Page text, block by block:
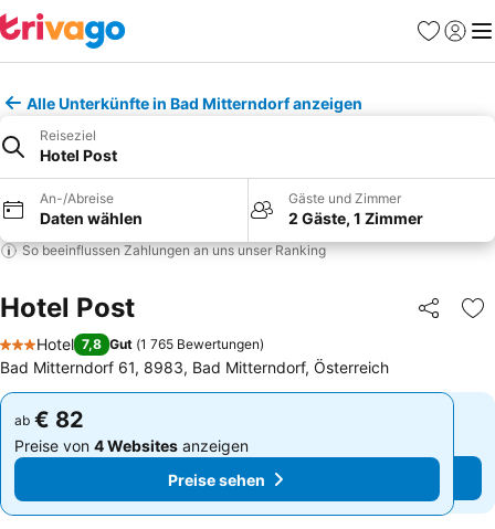
Favoriten
Alle Unterkünfte in Bad Mitterndorf anzeigen
Reiseziel
Hotel Post
An-/Abreise
Daten wählen
Gäste und Zimmer
2 Gäste, 1 Zimmer
So beeinflussen Zahlungen an uns unser Ranking
Hotel Post Teilen
3 Sterne
Hotel 7,8 Gut (1 765 Bewertungen)
Bad Mitterndorf 61, 8983, Bad Mitterndorf, Österreich
ab € 82
Preise von 4 Websitesanzeigen
Preise sehen
ab € 82
Preise von 4 Websites anzeigen
Preise sehen